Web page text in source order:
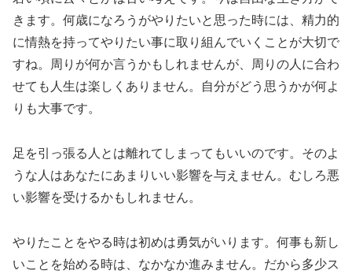
きます。何歳になろうがやりたいと思った時には、精力的
に情熱を持ってやりたい事に取り組んでいくことが大切で
すね。周りが何か言うかもしれませんが、周りの人に合わ
せても人生は楽しくありません。自分がどう思うかが何よ
りも大事です。
足を引っ張る人とは離れてしまってもいいのです。そのよ
うな人はあなたにあまりいい影響を与えません。むしろ悪
い影響を受けるかもしれません。
やりたことをやる時は初めは勇気がいります。何事も新し
いことを始める時は、なかなか進みません。だから多少ス